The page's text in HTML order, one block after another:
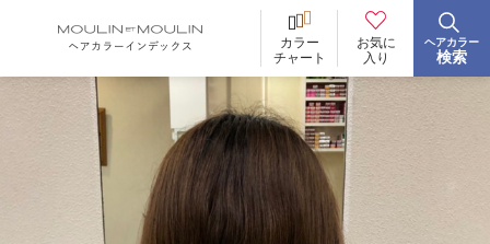
カラー
チャート
お気に
入り
ヘアカラー
検索
BRAND ブランド
イロリド
ヒカリナス
ノジア
ネイチャーディープカラー
ネイチャーディープ スピーディーカラー